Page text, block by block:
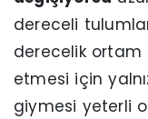
dereceli
derecelik ortam
etmesi için
giymesi yeterli